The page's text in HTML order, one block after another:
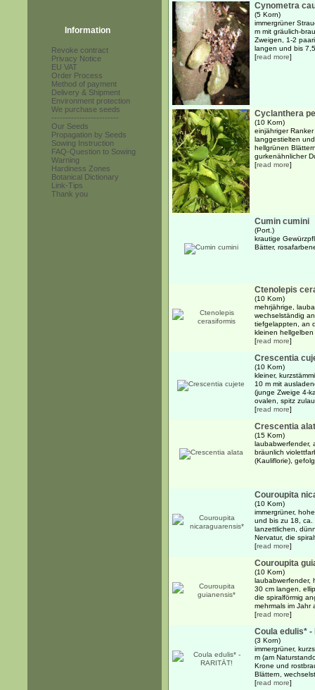
Information
Revoke contract
Privacy Notice
EU VAT
Order Process
Method of payment
Delivery & Shipment
Environment protection
We purchase seeds
------------------------
Our Seeds
Propagation by Seeds
Sowing Instruction
FAQ-Question to Sowing
Warning
Hardiness Zones
Botanical Dictionary
Link-Tips
Thank you
Cynometra
(5 Korn)
immergrüner
m mit gräulich-
Zweigen, 1-2
langen und bis
[read more]
Cyclanthera
(10 Korn)
einjähriger
langgestielten
hellgrünen
gurkenähnlicher
[read more]
Cumin cumini
(Port.)
krautige
Bätter,
Ctenolepis
(10 Korn)
mehrjährige,
wechselständig
tiefgelappten, an
kleinen
[read more]
Crescentia
(10 Korn)
kleiner,
10 m mit
(junge Zweige 4-
ovalen, spitz
[read more]
Crescentia
(15 Korn)
laubabwerfender,
bräunlich
(Kauliflorie),
Couroupita
(10 Korn)
immergrüner,
und bis zu 18, ca.
lanzettlichen,
Nervatur, die
[read more]
Couroupita
(10 Korn)
laubabwerfender,
30 cm langen,
die spiralförmig
mehrmals im Jahr
[read more]
Coula edulis* -
(3 Korn)
immergrüner,
m (am
Krone und
Blättern,
[read more]